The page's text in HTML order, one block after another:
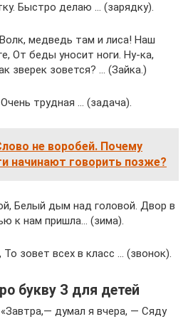
Быстро делаю … (зарядку).
медведь там и лиса! Наш
От беды уносит ноги. Ну-ка,
зверек зовется? … (Зайка.)
трудная … (задача).
не воробей. Почему
начинают говорить позже?
Белый дым над головой. Двор в
к нам пришла… (зима).
зовет всех в класс … (звонок).
букву З для детей
думал я вчера, — Сяду